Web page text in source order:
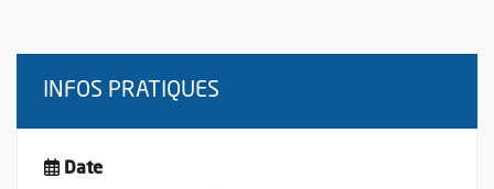
INFOS PRATIQUES
Date